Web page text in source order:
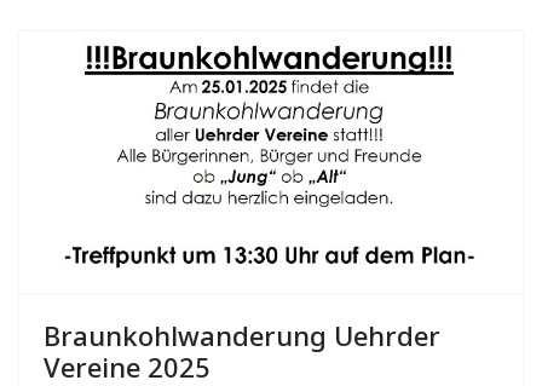
Braunkohlwanderung Uehrder
Vereine 2025